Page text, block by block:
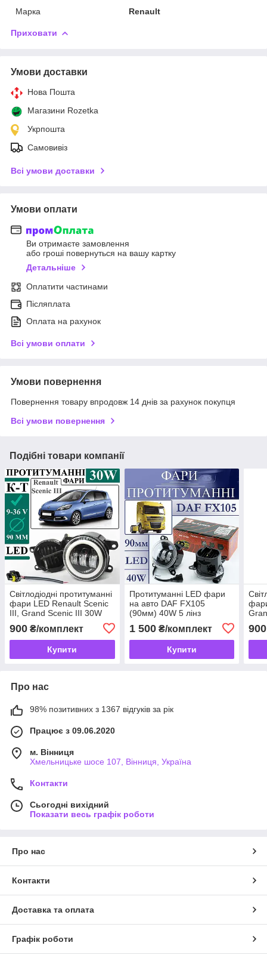
Марка
Renault
Приховати
Умови доставки
Нова Пошта
Магазини Rozetka
Укрпошта
Самовивіз
Всі умови доставки
Умови оплати
Ви отримаєте замовлення
або гроші повернуться на вашу картку
Детальніше
Оплатити частинами
Післяплата
Оплата на рахунок
Всі умови оплати
Умови повернення
Повернення товару впродовж 14 днів за рахунок покупця
Всі умови повернення
Подібні товари компанії
Світлодіодні протитуманні
фари LED Renault Scenic
III, Grand Scenic III 30W
очима ,комплект 2шт
900 ₴/комплект
Купити
Протитуманні LED фари
на авто DAF FX105
(90мм) 40W 5 лінз
1 500₴/комплект
Купити
900
Про нас
98% позитивних з 1367 відгуків за рік
Працює з 09.06.2020
м. Вінниця
Хмельницьке шосе 107, Вінниця, Україна
Контакти
Сьогодні вихідний
Показати весь графік роботи
Про нас
Контакти
Доставка та оплата
Графік роботи